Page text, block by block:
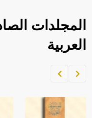
المجلدات
العربية